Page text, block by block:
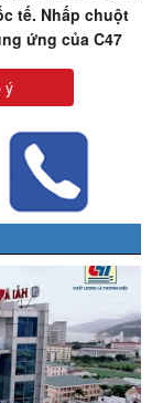
tế. Nhấp chuột
ứng của C47
ý